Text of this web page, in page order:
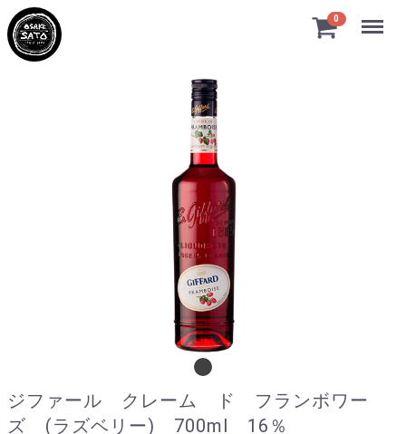
0 Menu
ジファール クレーム ド フランボワー
ズ (ラズベリー) 700ml 16％